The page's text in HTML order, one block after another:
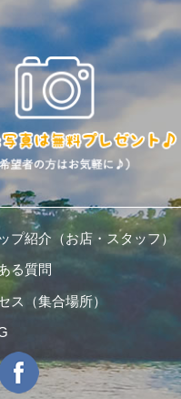
プ紹介（お店・スタッフ）
る質問
ス（集合場所）